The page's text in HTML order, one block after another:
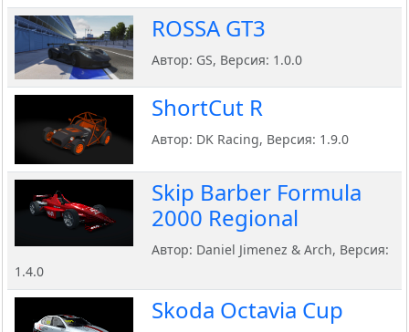
ROSSA GT3
Автор: GS, Версия: 1.0.0
ShortCut R
Автор: DK Racing, Версия: 1.9.0
Skip Barber Formula
2000 Regional
Автор: Daniel Jimenez & Arch, Версия:
1.4.0
Skoda Octavia Cup